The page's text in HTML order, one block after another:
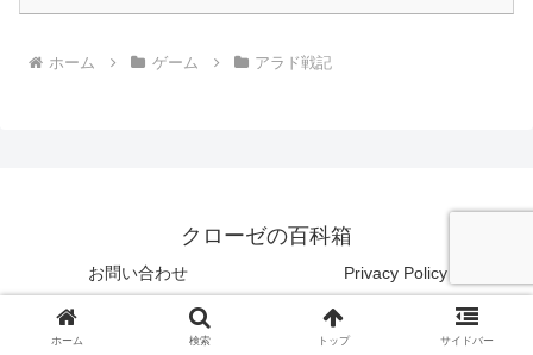
ホーム ゲーム アラド戦記
クローゼの百科箱
お問い合わせ Privacy Policy
© 2016 クローゼの百科箱.
ホーム 検索 トップ サイドバー